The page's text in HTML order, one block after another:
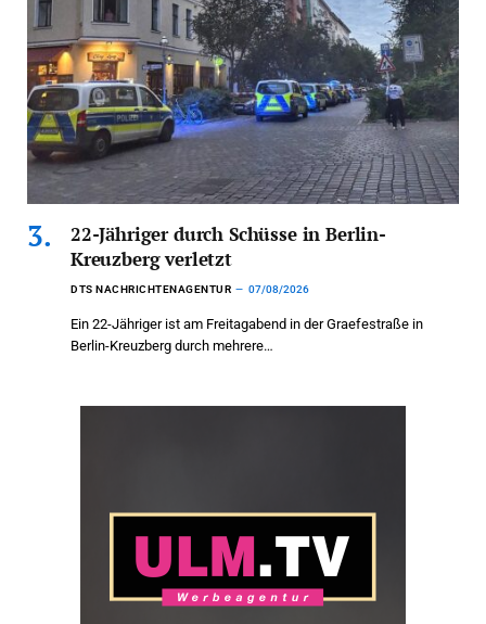
22-Jähriger durch Schüsse in Berlin-
Kreuzberg verletzt
DTS NACHRICHTENAGENTUR 07/08/2026
Ein 22-Jähriger ist am Freitagabend in der Graefestraße in
Berlin-Kreuzberg durch mehrere…